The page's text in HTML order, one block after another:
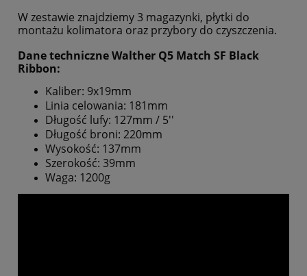
W zestawie znajdziemy 3 magazynki, płytki do
montażu kolimatora oraz przybory do czyszczenia.
Dane techniczne Walther Q5 Match SF Black
Ribbon:
Kaliber: 9x19mm
Linia celowania: 181mm
Długość lufy: 127mm / 5''
Długość broni: 220mm
Wysokość: 137mm
Szerokość: 39mm
Waga: 1200g